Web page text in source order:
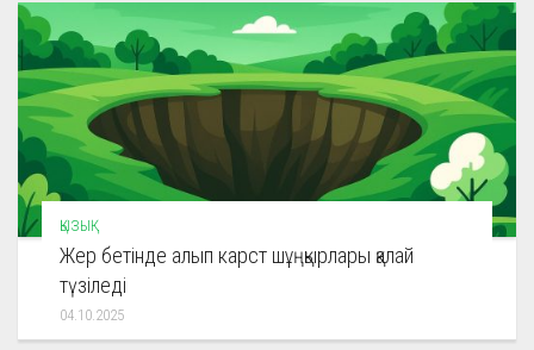
ҚЫЗЫҚ
Жер бетінде алып карст шұңқырлары қалай
түзіледі
04.10.2025